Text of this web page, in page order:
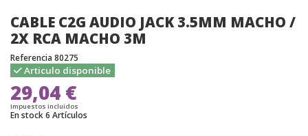
CABLE C2G AUDIO JACK 3.5MM MACHO /
2X RCA MACHO 3M
Referencia 80275
Articulo disponible
29,04 €
Impuestos incluidos
En stock6 Artículos